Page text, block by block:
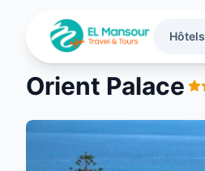
Hôtels
Orient Palace